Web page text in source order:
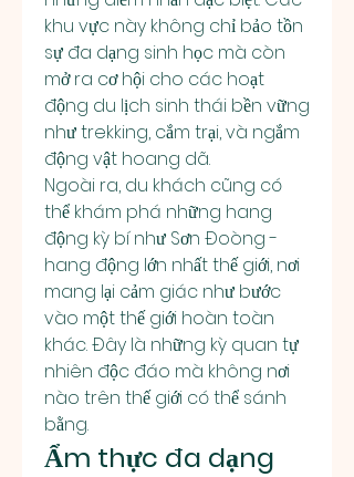
khu vực này không chỉ bảo tồn
sự đa dạng sinh học mà còn
mở ra cơ hội cho các hoạt
động du lịch sinh thái bền vững
như trekking, cắm trại, và ngắm
động vật hoang dã.
Ngoài ra, du khách cũng có
thể khám phá những hang
động kỳ bí như Sơn Đoòng -
hang động lớn nhất thế giới, nơi
mang lại cảm giác như bước
vào một thế giới hoàn toàn
khác. Đây là những kỳ quan tự
nhiên độc đáo mà không nơi
nào trên thế giới có thể sánh
bằng.
Ẩm thực đa dạng